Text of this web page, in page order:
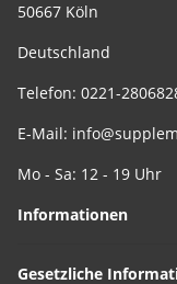
50667 Köln
Deutschland
Telefon: 0221-
E-Mail:
Mo - Sa: 12 - 19 Uhr
Informationen
Gesetzliche